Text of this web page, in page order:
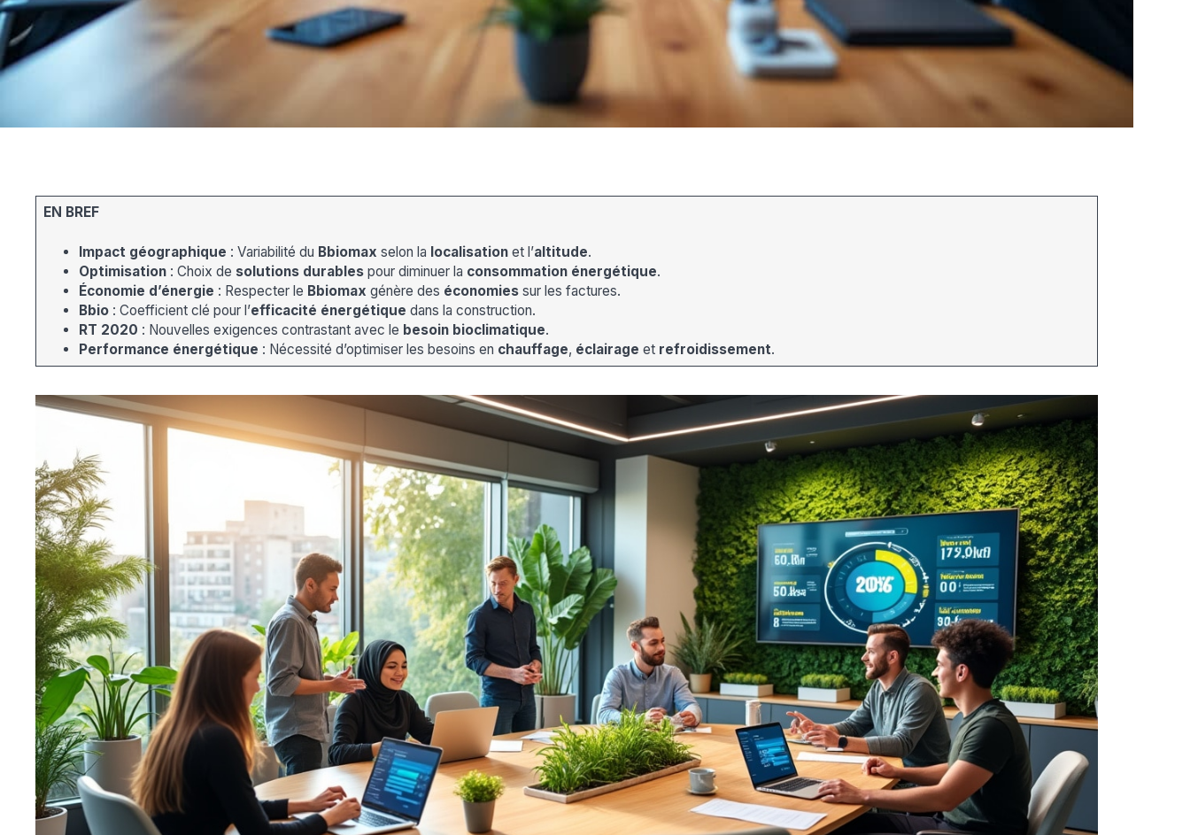
EN BREF
Impact géographique : Variabilité du Bbiomax selon la localisationet l’altitude.
Optimisation: Choix de solutions durablespour diminuer la consommation énergétique.
Économie d’énergie : Respecter le Bbiomax génère des économiessur les factures.
Bbio: Coefficient clé pour l’efficacité énergétique dans la construction.
RT 2020 : Nouvelles exigences contrastant avec le besoin bioclimatique.
Performance énergétique : Nécessité d’optimiser les besoins en chauffage, éclairage et refroidissement.